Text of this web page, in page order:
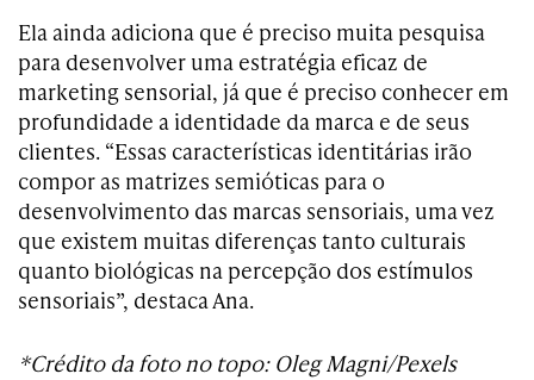
Ela ainda adiciona que é preciso muita pesquisa
para desenvolver uma estratégia eficaz de
marketing sensorial, já que é preciso conhecer em
profundidade a identidade da marca e de seus
clientes. “Essas características identitárias irão
compor as matrizes semióticas para o
desenvolvimento das marcas sensoriais, uma vez
que existem muitas diferenças tanto culturais
quanto biológicas na percepção dos estímulos
sensoriais”, destaca Ana.
*Crédito da foto no topo: Oleg Magni/Pexels